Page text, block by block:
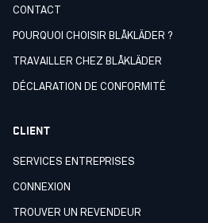
CONTACT
POURQUOI CHOISIR BLÅKLÄDER ?
TRAVAILLER CHEZ BLÅKLÄDER
DÉCLARATION DE CONFORMITÉ
CLIENT
SERVICES ENTREPRISES
CONNEXION
TROUVER UN REVENDEUR